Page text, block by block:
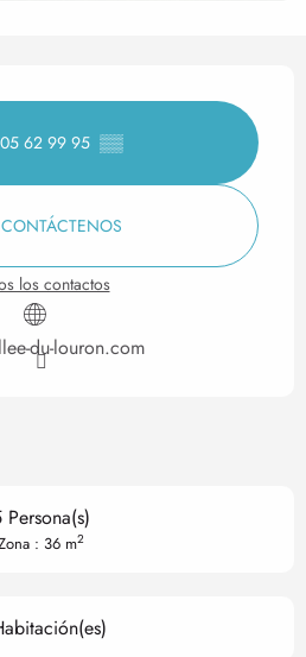
de
05 62 99 95 ▒▒
CONTÁCTENOS
los contactos
du-louron.com
Persona(s)
: 36 m2